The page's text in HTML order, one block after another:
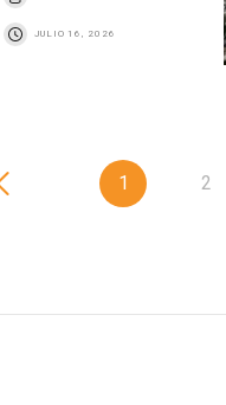
JULIO 16, 2026
1 2